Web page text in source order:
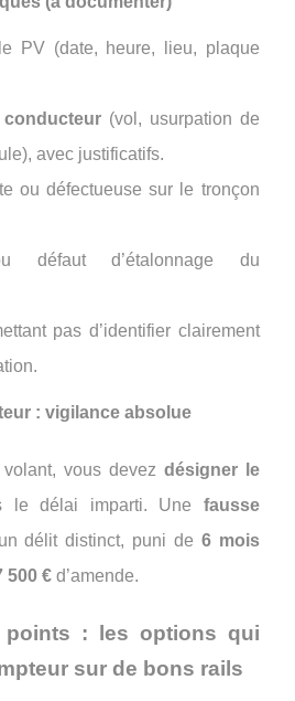
PV (date, heure, lieu, plaque
conducteur(vol, usurpation de
avec justificatifs.
ou défectueuse sur le tronçon
défaut d’étalonnage du
pas d’identifier clairement
: vigilance absolue
vous devez désigner le
le délai imparti. Une fausse
délit distinct, puni de 6 mois
500 € d’amende.
points : les options qui
sur de bons rails